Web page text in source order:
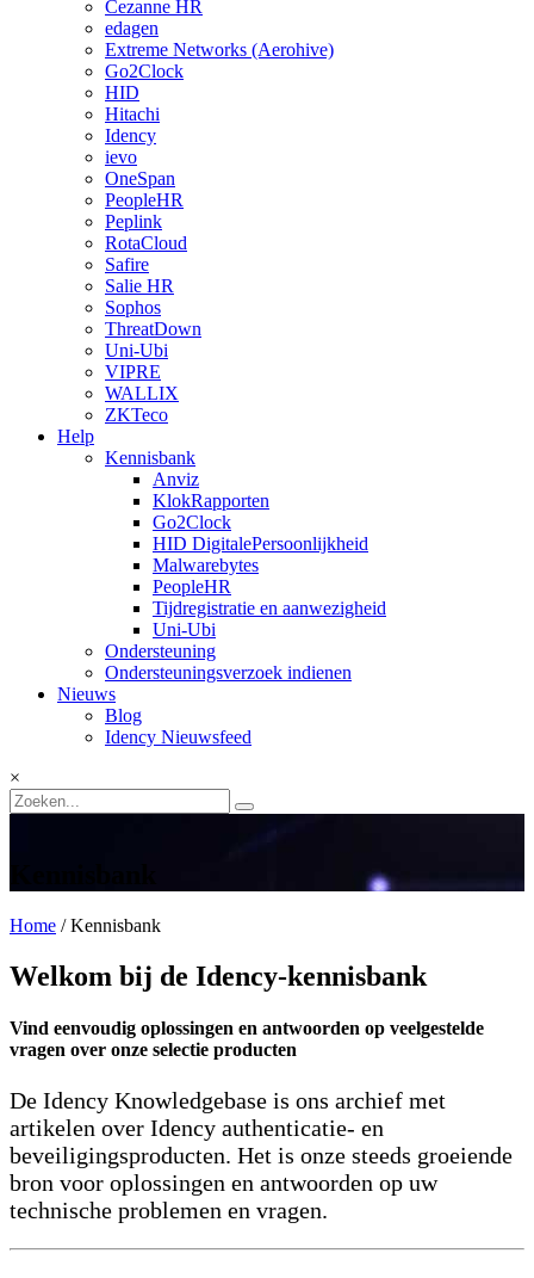
Cezanne HR
edagen
Extreme Networks (Aerohive)
Go2Clock
HID
Hitachi
Idency
ievo
OneSpan
PeopleHR
Peplink
RotaCloud
Safire
Salie HR
Sophos
ThreatDown
Uni-Ubi
VIPRE
WALLIX
ZKTeco
Help
Kennisbank
Anviz
KlokRapporten
Go2Clock
HID DigitalePersoonlijkheid
Malwarebytes
PeopleHR
Tijdregistratie en aanwezigheid
Uni-Ubi
Ondersteuning
Ondersteuningsverzoek indienen
Nieuws
Blog
Idency Nieuwsfeed
×
Home / Kennisbank
Welkom bij de Idency-kennisbank
Vind eenvoudig oplossingen en antwoorden op veelgestelde
vragen over onze selectie producten
De Idency Knowledgebase is ons archief met
artikelen over Idency authenticatie- en
beveiligingsproducten. Het is onze steeds groeiende
bron voor oplossingen en antwoorden op uw
technische problemen en vragen.